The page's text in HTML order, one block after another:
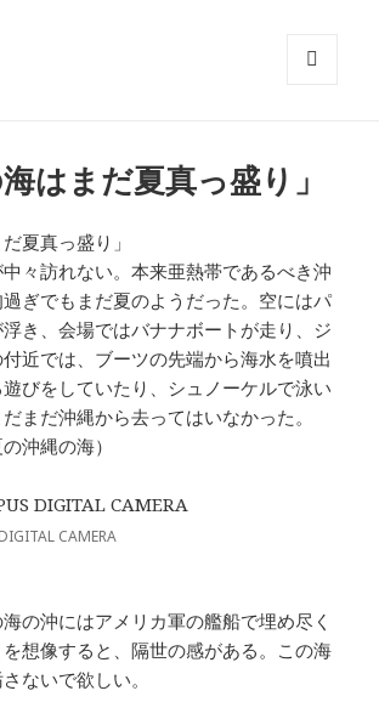
海はまだ夏真っ盛り」
夏真っ盛り」
々訪れない。本来亜熱帯であるべき沖
ぎでもまだ夏のようだった。空にはパ
き、会場ではバナナボートが走り、ジ
近では、ブーツの先端から海水を噴出
びをしていたり、シュノーケルで泳い
まだ沖縄から去ってはいなかった。
沖縄の海）
CAMERA
の沖にはアメリカ軍の艦船で埋め尽く
想像すると、隔世の感がある。この海
ないで欲しい。